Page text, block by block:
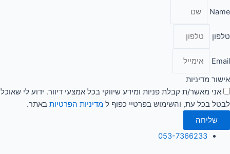
Name
טלפון
Email
אישור מדיניות
אני מאשר/ת קבלת פניות ומידע שיווקי בכל אמצעי דיוור. ידוע לי שאוכל
לבטל בכל עת, והשימוש בפרטיי כפוף ל מדיניות הפרטיות באתר.
שליחה
053-7366233